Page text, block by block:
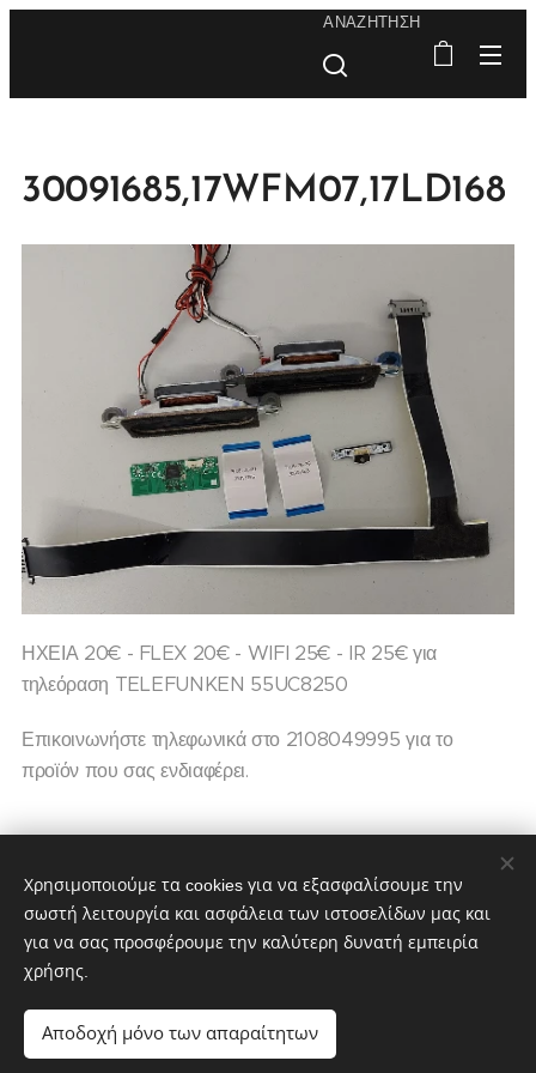
ΑΝΑΖΉΤΗΣΗ
30091685,17WFM07,17LD168
ΗΧΕΙΑ 20€ - FLEX 20€ - WIFI 25€ - IR 25€ για
τηλεόραση TELEFUNKEN 55UC8250
Επικοινωνήστε τηλεφωνικά στο 2108049995 για το
προϊόν που σας ενδιαφέρει.
Υλοποιήθηκε από:partstv.gr
Χρησιμοποιούμε τα cookies για να εξασφαλίσουμε την
σωστή λειτουργία και ασφάλεια των ιστοσελίδων μας και
για να σας προσφέρουμε την καλύτερη δυνατή εμπειρία
χρήσης.
Αποδοχή μόνο των απαραίτητων